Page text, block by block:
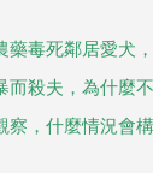
藥毒死鄰居愛犬
而殺夫，為什麼
察，什麼情況會